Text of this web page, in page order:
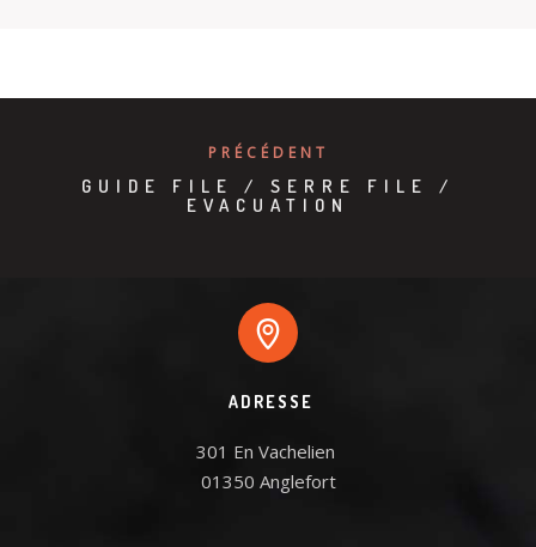
PRÉCÉDENT
GUIDE FILE / SERRE FILE /
EVACUATION
ADRESSE
301 En Vachelien
01350 Anglefort